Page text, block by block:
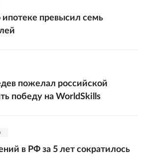
ипотеке превысил семь
пожелал российской
победу на WorldSkills
в РФ за 5 лет сократилось